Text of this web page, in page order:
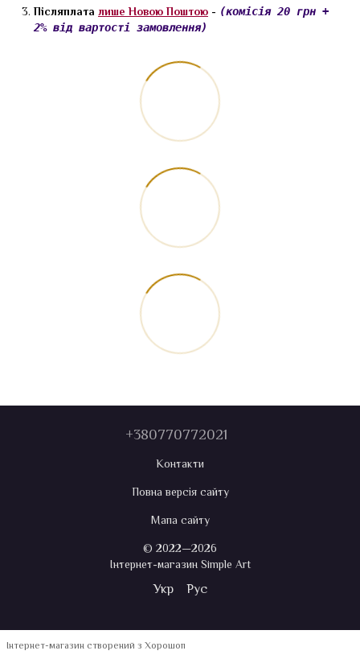
Післяплата лише Новою Поштою - (комісія 20 грн +
2% від вартості замовлення)
+380770772021
Контакти
Повна версія сайту
Мапа сайту
© 2022—2026
Інтернет-магазин Simple Art
Укр Рус
Інтернет-магазин створений з Хорошоп